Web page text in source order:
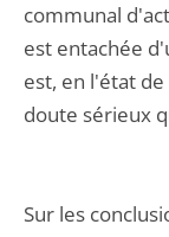
communal
est entachée
est, en l'état
doute sérieux
Sur les